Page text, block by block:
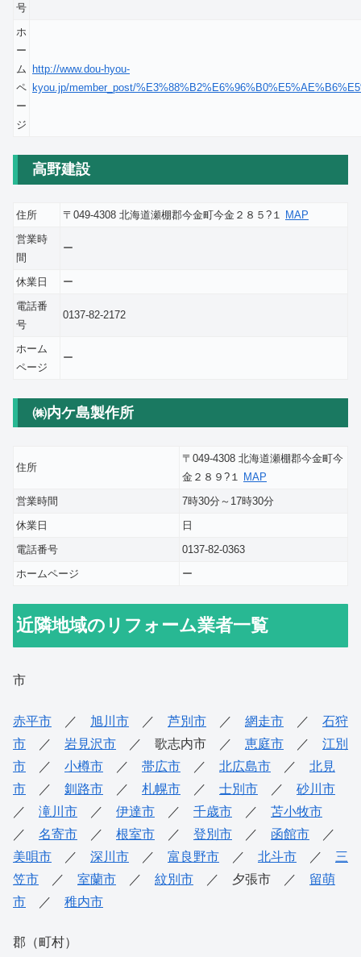
号
ホ
ー
ム
ペ
ー
ジ
http://www.dou-hyou-
kyou.jp/member_post/
高野建設
住所 〒049-4308 北海道瀬棚郡今金町今金２８５?１ MAP
営業時
間
ー
休業日
ー
電話番
号
0137-82-2172
ホーム
ページ
ー
㈱内ケ島製作所
住所
〒049-4308 北海道瀬棚郡今金町今
金２８９?１ MAP
営業時間
7時30分～17時30分
休業日
日
電話番号
0137-82-0363
ホームページ
ー
近隣地域のリフォーム業者一覧
市
赤平市 ／ 旭川市 ／ 芦別市 ／ 網走市 ／ 石狩
市 ／ 岩見沢市 ／ 歌志内市 ／ 恵庭市 ／ 江別
市 ／ 小樽市 ／ 帯広市 ／ 北広島市 ／ 北見
市 ／ 釧路市 ／ 札幌市 ／ 士別市 ／ 砂川市
／ 滝川市 ／ 伊達市 ／ 千歳市 ／ 苫小牧市
／ 名寄市 ／ 根室市 ／ 登別市 ／ 函館市 ／
美唄市 ／ 深川市 ／ 富良野市 ／ 北斗市 ／ 三
笠市 ／ 室蘭市 ／ 紋別市 ／ 夕張市 ／ 留萌
市 ／ 稚内市
郡（町村）